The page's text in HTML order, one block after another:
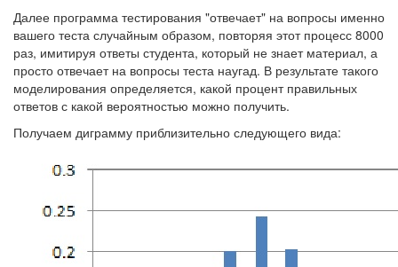
Далее программа тестирования "отвечает" на вопросы именно
вашего теста случайным образом, повторяя этот процесс 8000
раз, имитируя ответы студента, который не знает материал, а
просто отвечает на вопросы теста наугад. В результате такого
моделирования определяется, какой процент правильных
ответов с какой вероятностью можно получить.
Получаем диграмму приблизительно следующего вида: